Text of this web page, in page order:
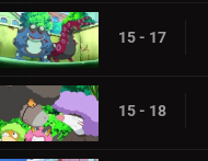
15 - 17
15 - 18